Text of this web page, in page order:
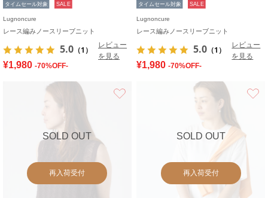
タイムセール対象 SALE
Lugnoncure
レース編みノースリーブニット
5.0 （1）
レビュー
を見る
¥1,980 -70%OFF-
タイムセール対象 SALE
Lugnoncure
レース編みノースリーブニット
5.0 （1）
レビュー
を見る
¥1,980 -70%OFF-
SOLD OUT
再入荷受付
SOLD OUT
再入荷受付